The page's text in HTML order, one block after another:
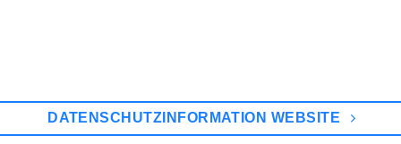
DATENSCHUTZINFORMATION WEBSITE